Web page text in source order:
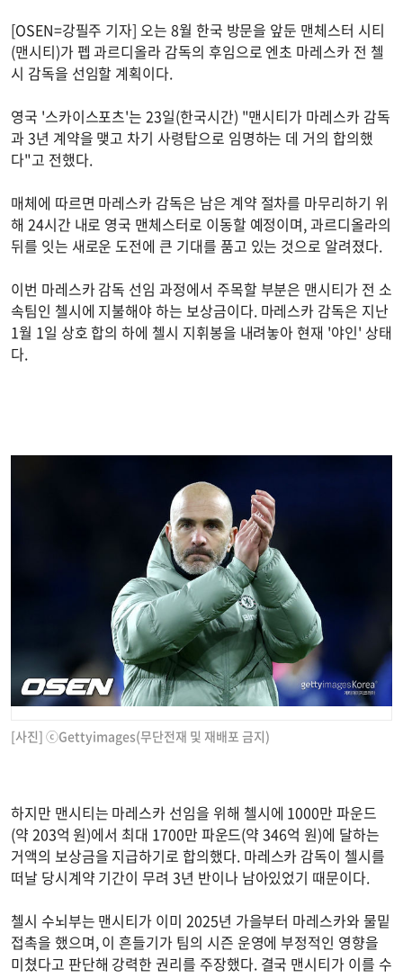
[OSEN=강필주 기자] 오는 8월 한국 방문을 앞둔 맨체스터 시티
(맨시티)가 펩 과르디올라 감독의 후임으로 엔초 마레스카 전 첼
시 감독을 선임할 계획이다.
영국 '스카이스포츠'는 23일(한국시간) "맨시티가 마레스카 감독
과 3년 계약을 맺고 차기 사령탑으로 임명하는 데 거의 합의했
다"고 전했다.
매체에 따르면 마레스카 감독은 남은 계약 절차를 마무리하기 위
해 24시간 내로 영국 맨체스터로 이동할 예정이며, 과르디올라의
뒤를 잇는 새로운 도전에 큰 기대를 품고 있는 것으로 알려졌다.
이번 마레스카 감독 선임 과정에서 주목할 부분은 맨시티가 전 소
속팀인 첼시에 지불해야 하는 보상금이다. 마레스카 감독은 지난
1월 1일 상호 합의 하에 첼시 지휘봉을 내려놓아 현재 '야인' 상태
다.
[사진] ⓒGettyimages(무단전재 및 재배포 금지)
하지만 맨시티는 마레스카 선임을 위해 첼시에 1000만 파운드
(약 203억 원)에서 최대 1700만 파운드(약 346억 원)에 달하는
거액의 보상금을 지급하기로 합의했다. 마레스카 감독이 첼시를
떠날 당시계약 기간이 무려 3년 반이나 남아있었기 때문이다.
첼시 수뇌부는 맨시티가 이미 2025년 가을부터 마레스카와 물밑
접촉을 했으며, 이 흔들기가 팀의 시즌 운영에 부정적인 영향을
미쳤다고 판단해 강력한 권리를 주장했다. 결국 맨시티가 이를 수